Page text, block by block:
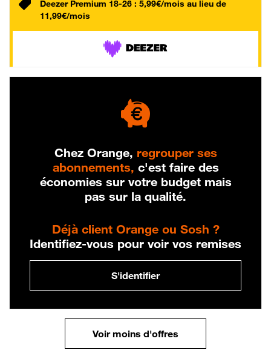
Deezer Premium 18-26 : 5,99€/mois au lieu de
11,99€/mois
Chez Orange, regrouper ses
abonnements, c'est faire des
économies sur votre budget mais
pas sur la qualité.
Déjà client Orange ou Sosh ?
Identifiez-vous pour voir vos remises
S'identifier
Voir moins d'offres